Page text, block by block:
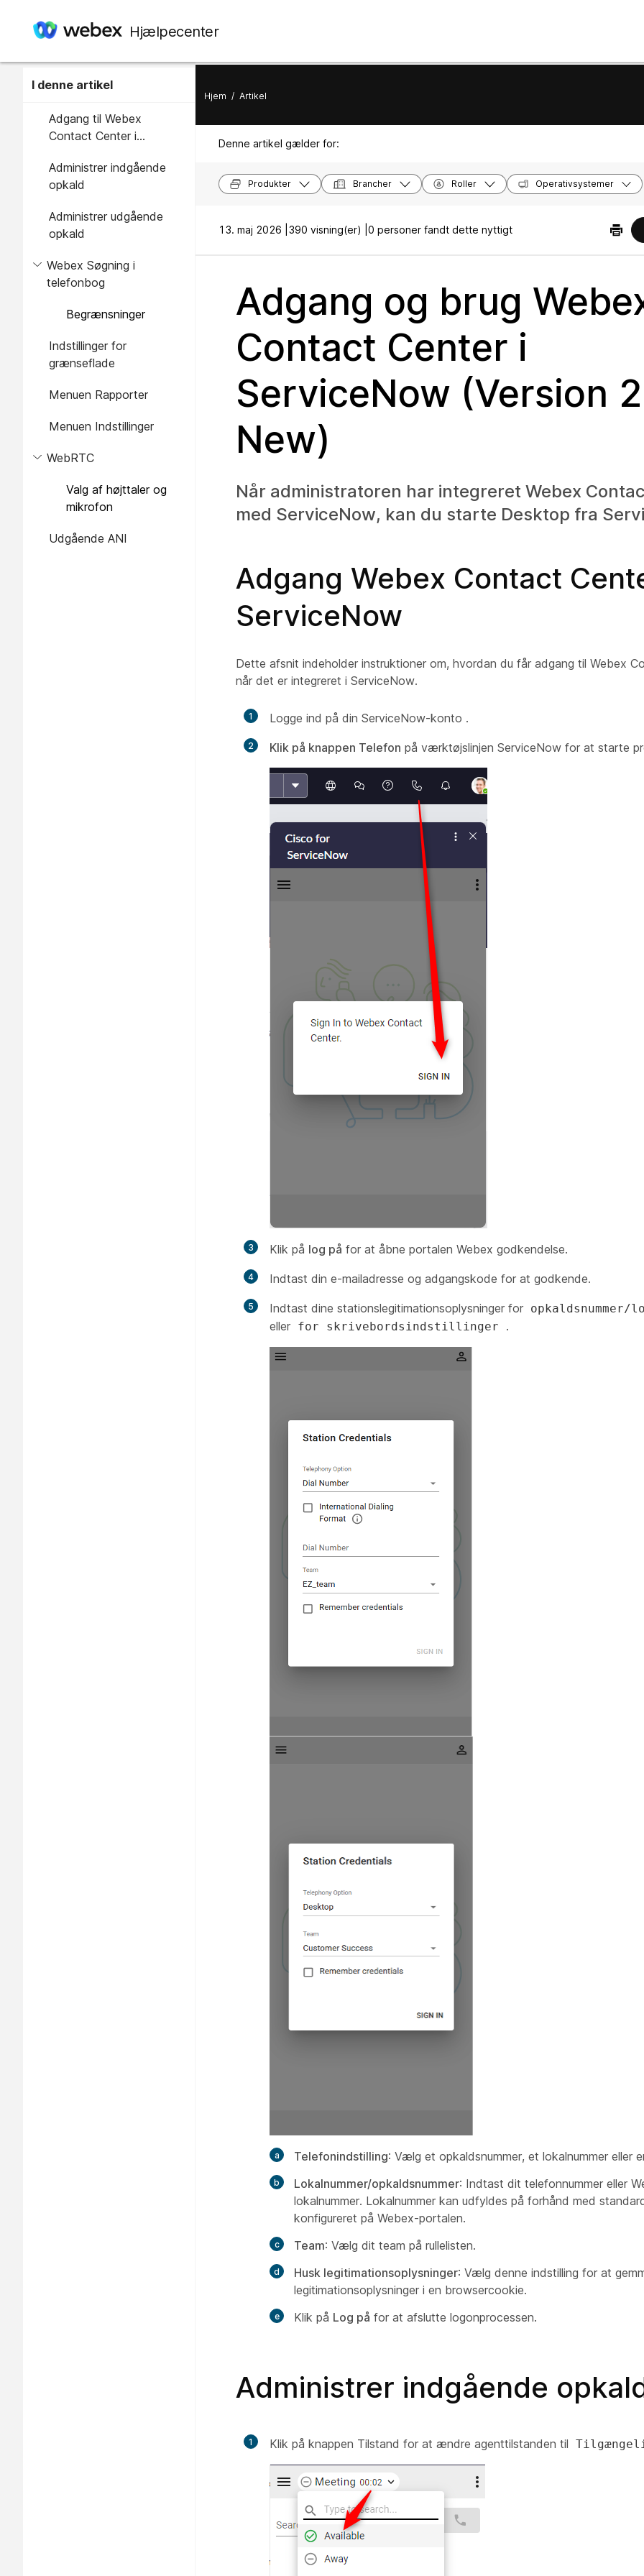
Hjælpecenter
I denne artikel
Adgang til Webex
Contact Center i
Administrer indgående
opkald
Administrer udgående
opkald
Webex Søgning i
telefonbog
Begrænsninger
Indstillinger for
grænseflade
Menuen Rapporter
Menuen Indstillinger
WebRTC
Valg af højttaler og
mikrofon
Udgående ANI
Hjem / Artikel
Denne artikel gælder for:
Produkter Brancher Roller Operativsystemer
13. maj 2026 | 390 visning(er) | 0 personer fandt dette nyttigt
Adgang og brug
Contact Center i
ServiceNow (Version
New)
Når administratoren har integreret Webex
med ServiceNow, kan du starte Desktop fra
Adgang Webex Contact
ServiceNow
Dette afsnit indeholder instruktioner om, hvordan du får adgang til Webex
når det er integreret i ServiceNow.
1 Logge ind på din ServiceNow-konto .
2 Klik på knappen Telefon på værktøjslinjen ServiceNow for at starte
3 Klik på log på for at åbne portalen Webex godkendelse.
4 Indtast din e-mailadresse og adgangskode for at godkende.
5 Indtast dine stationslegitimationsoplysninger for opkaldsnummer/
eller for skrivebordsindstillinger .
Telefonindstilling: Vælg et opkaldsnummer, et lokalnummer eller
Lokalnummer/opkaldsnummer: Indtast dit telefonnummer eller
lokalnummer. Lokalnummer kan udfyldes på forhånd med
konfigureret på Webex-portalen.
Team: Vælg dit team på rullelisten.
Husk legitimationsoplysninger: Vælg denne indstilling for at
legitimationsoplysninger i en browsercookie.
Klik på Log på for at afslutte logonprocessen.
Administrer indgående
1 Klik på knappen Tilstand for at ændre agenttilstanden til